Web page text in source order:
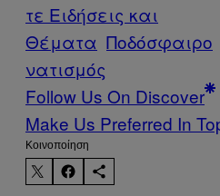
τε Ειδήσεις και
Θέματα Ποδόσφαιρο
νατισμός
Follow Us On Discover
Make Us Preferred In
Kοινοποίηση